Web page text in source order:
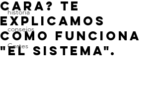
historia
consejos
Cortes
cara? te
explicamos
como funciona
"el sistema".